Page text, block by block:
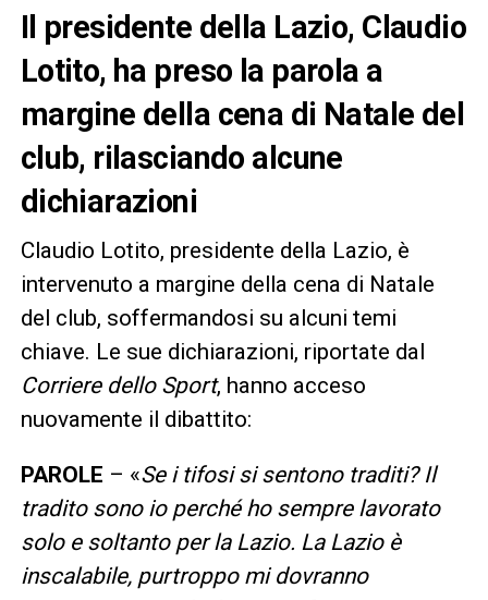
Il presidente della Lazio, Claudio
Lotito, ha preso la parola a
margine della cena di Natale del
club, rilasciando alcune
dichiarazioni
Claudio Lotito, presidente della Lazio, è
intervenuto a margine della cena di Natale
del club, soffermandosi su alcuni temi
chiave. Le sue dichiarazioni, riportate dal
Corriere dello Sport, hanno acceso
nuovamente il dibattito:
PAROLE – «Se i tifosi si sentono traditi? Il
tradito sono io perché ho sempre lavorato
solo e soltanto per la Lazio. La Lazio è
inscalabile, purtroppo mi dovranno